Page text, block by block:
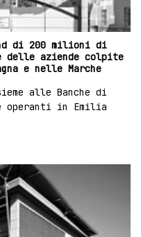
di 200 milioni di
delle aziende colpite
e nelle Marche
alle Banche di
operanti in Emilia